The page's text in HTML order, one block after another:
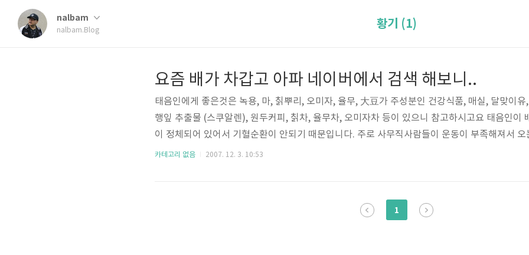
nalbam
nalbam.Blog 황기 (1)
요즘 배가 차갑고 아파 네이버에서 검색 해보니..
태음인에게 좋은것은 녹용, 마, 칡뿌리, 오미자, 율무, 大豆가 주성분인 건강식품, 매실, 달맞이
행잎 추출물 (스쿠알렌), 원두커피, 칡차, 율무차, 오미자차 등이 있으니 참고하시고요 태음인이
이 정체되어 있어서 기혈순환이 안되기 때문입니다. 주로 사무직사람들이 운동이 부족해져서
해서 하시면 도움이 됩니다. 라는 글이 있었다.. (검색어 : "배가 차가워") 사람 배를 따뜻하게 하
카테고리 없음 2007. 12. 3. 10:53
1